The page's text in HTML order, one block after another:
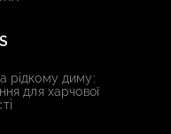
рідкому диму:
для харчової